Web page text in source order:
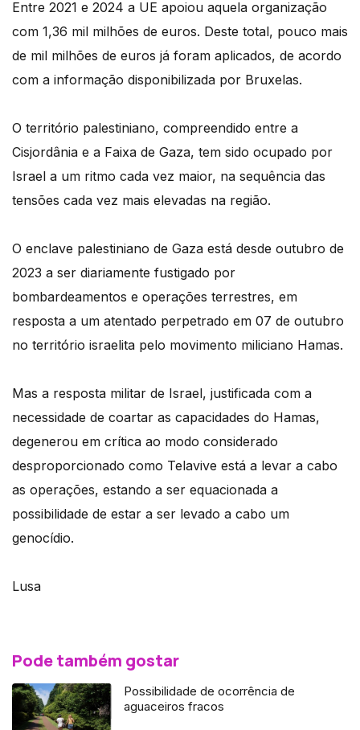
Entre 2021 e 2024 a UE apoiou aquela organização
com 1,36 mil milhões de euros. Deste total, pouco mais
de mil milhões de euros já foram aplicados, de acordo
com a informação disponibilizada por Bruxelas.
O território palestiniano, compreendido entre a
Cisjordânia e a Faixa de Gaza, tem sido ocupado por
Israel a um ritmo cada vez maior, na sequência das
tensões cada vez mais elevadas na região.
O enclave palestiniano de Gaza está desde outubro de
2023 a ser diariamente fustigado por
bombardeamentos e operações terrestres, em
resposta a um atentado perpetrado em 07 de outubro
no território israelita pelo movimento miliciano Hamas.
Mas a resposta militar de Israel, justificada com a
necessidade de coartar as capacidades do Hamas,
degenerou em crítica ao modo considerado
desproporcionado como Telavive está a levar a cabo
as operações, estando a ser equacionada a
possibilidade de estar a ser levado a cabo um
genocídio.
Lusa
Pode também gostar
Possibilidade de ocorrência de
aguaceiros fracos